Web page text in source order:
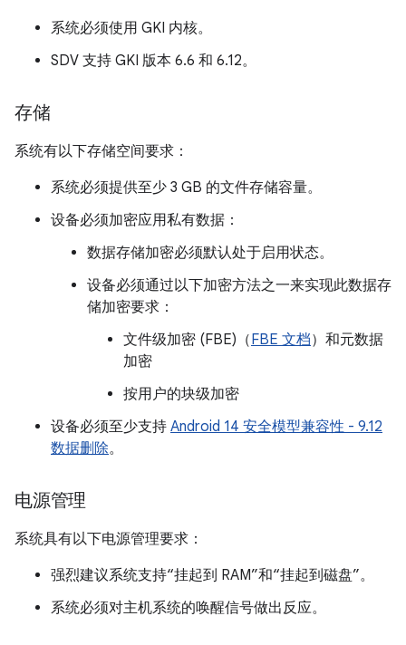
系统必须使用 GKI 内核。
SDV 支持 GKI 版本 6.6 和 6.12。
存储
系统有以下存储空间要求：
系统必须提供至少 3 GB 的文件存储容量。
设备必须加密应用私有数据：
数据存储加密必须默认处于启用状态。
设备必须通过以下加密方法之一来实现此数据存
储加密要求：
文件级加密 (FBE)（FBE 文档）和元数据
加密
按用户的块级加密
设备必须至少支持 Android 14 安全模型兼容性 - 9.12
数据删除。
电源管理
系统具有以下电源管理要求：
强烈建议系统支持“挂起到 RAM”和“挂起到磁盘”。
系统必须对主机系统的唤醒信号做出反应。